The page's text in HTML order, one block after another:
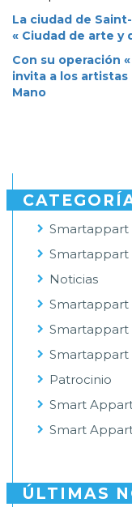
La ciudad de
« Ciudad de arte y
Con su operación
invita a los artistas
Mano
Smartappart
Smartappart
Noticias
Smartappart
Smartappart
Smartappart
Patrocinio
Smart
Smart
ÚLTIMAS